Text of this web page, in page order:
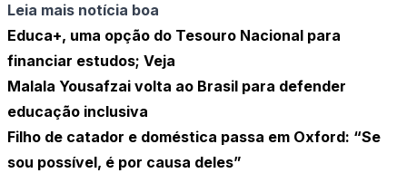
Leia mais notícia boa
Educa+, uma opção do Tesouro Nacional para
financiar estudos; Veja
Malala Yousafzai volta ao Brasil para defender
educação inclusiva
Filho de catador e doméstica passa em Oxford: “Se
sou possível, é por causa deles”